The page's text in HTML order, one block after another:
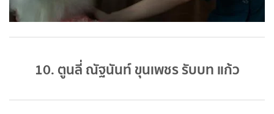
10. ตูนลี่ ณัฐนันท์ ขุนเพชร รับบท แก้ว